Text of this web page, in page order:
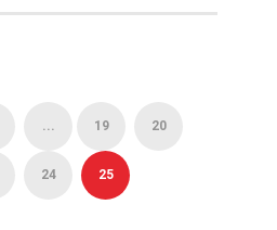
... 19 20
24 25